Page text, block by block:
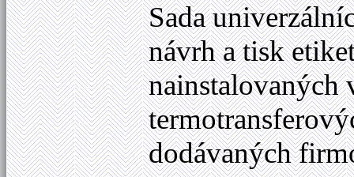
Sada
návrh a tisk
nainstalovaných
dodávaných